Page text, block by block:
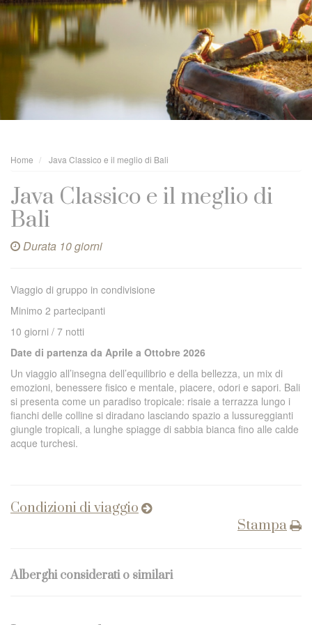
Home Java Classico e il meglio di Bali
Java Classico e il meglio di
Bali
Durata 10 giorni
Viaggio di gruppo in condivisione
Minimo 2 partecipanti
10 giorni / 7 notti
Date di partenza da Aprile a Ottobre 2026
Un viaggio all’insegna dell’equilibrio e della bellezza, un mix di
emozioni, benessere fisico e mentale, piacere, odori e sapori. Bali
si presenta come un paradiso tropicale: risaie a terrazza lungo i
fianchi delle colline si diradano lasciando spazio a lussureggianti
giungle tropicali, a lunghe spiagge di sabbia bianca fino alle calde
acque turchesi.
Condizioni di viaggio
Stampa
Alberghi considerati o similari